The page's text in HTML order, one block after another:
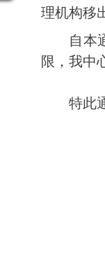
理机构移
自本
限，我中
特此